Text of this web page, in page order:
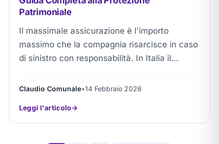
Patrimoniale
Il massimale assicurazione è l'importo
massimo che la compagnia risarcisce in caso
di sinistro con responsabilità. In Italia il
persone, €1,3M cose),...
Claudio Comunale•14 Febbraio 2026
Leggi l'articolo